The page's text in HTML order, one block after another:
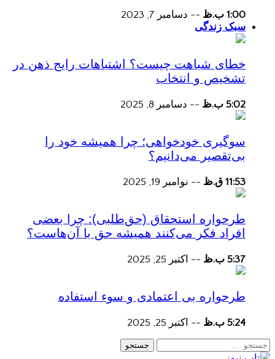
1:00 ب.ظ -- دسامبر 7, 2023
سبک زندگی
خطای شباهت چیست؟ اشتباهات رایج ذهن در
تشخیص و انتخاب
5:02 ب.ظ -- دسامبر 8, 2025
سوگیری خودخواهی؛ چرا همیشه خود را
بی‌تقصیر می‌دانیم؟
11:53 ق.ظ -- نوامبر 19, 2025
طرحواره استحقاق (حق‌طلبی): چرا بعضی
افراد فکر می‌کنند همیشه حق با آن‌هاست؟
5:37 ب.ظ -- اکتبر 25, 2025
طرحواره بی اعتمادی و سوء استفاده
5:24 ب.ظ -- اکتبر 25, 2025
جستجو